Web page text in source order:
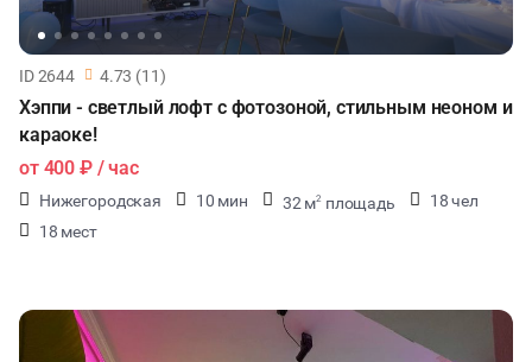
ID 2644 4.73 (11)
Хэппи - светлый лофт с фотозоной, стильным неоном и
караоке!
от 400 ₽/ час
Нижегородская 10 мин 32 м2 площадь
18 чел
18 мест